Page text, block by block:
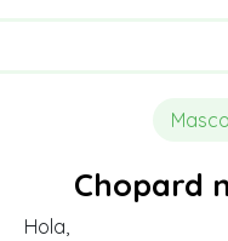
Chopard
Hola,